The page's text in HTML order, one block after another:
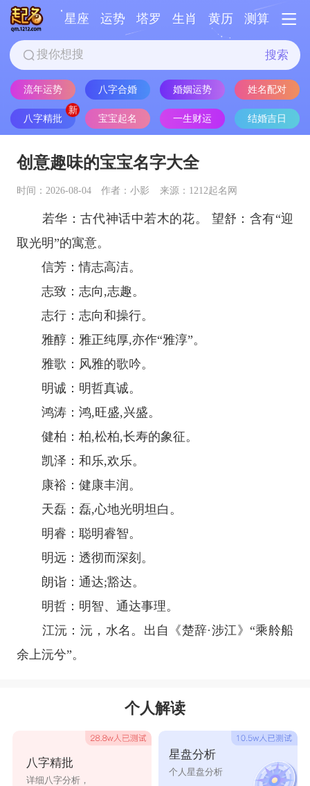
星座 运势 塔罗 生肖 黄历 测算
搜索
流年运势 八字合婚 婚姻运势 姓名配对
八字精批 宝宝起名 一生财运 结婚吉日
创意趣味的宝宝名字大全
时间：2026-08-04 作者：小影 来源：1212起名网
若华：古代神话中若木的花。 望舒：含有“迎
取光明”的寓意。
信芳：情志高洁。
志致：志向,志趣。
志行：志向和操行。
雅醇：雅正纯厚,亦作“雅淳”。
雅歌：风雅的歌吟。
明诚：明哲真诚。
鸿涛：鸿,旺盛,兴盛。
健柏：柏,松柏,长寿的象征。
凯泽：和乐,欢乐。
康裕：健康丰润。
天磊：磊,心地光明坦白。
明睿：聪明睿智。
明远：透彻而深刻。
朗诣：通达;豁达。
明哲：明智、通达事理。
江沅：沅，水名。出自《楚辞·涉江》“乘舲船
余上沅兮”。
个人解读
八字精批
详细八字分析，
星盘分析
个人星盘分析